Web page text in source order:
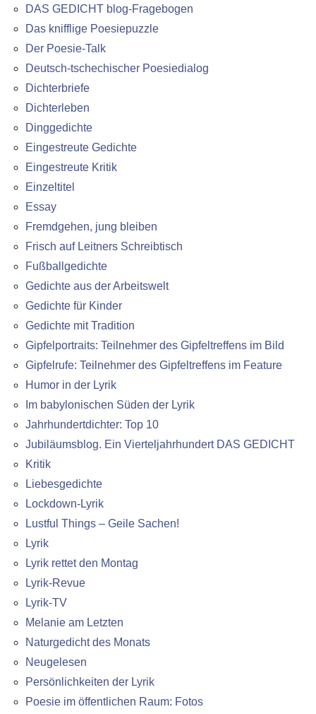
DAS GEDICHT blog-Fragebogen
Das knifflige Poesiepuzzle
Der Poesie-Talk
Deutsch-tschechischer Poesiedialog
Dichterbriefe
Dichterleben
Dinggedichte
Eingestreute Gedichte
Eingestreute Kritik
Einzeltitel
Essay
Fremdgehen, jung bleiben
Frisch auf Leitners Schreibtisch
Fußballgedichte
Gedichte aus der Arbeitswelt
Gedichte für Kinder
Gedichte mit Tradition
Gipfelportraits: Teilnehmer des Gipfeltreffens im Bild
Gipfelrufe: Teilnehmer des Gipfeltreffens im Feature
Humor in der Lyrik
Im babylonischen Süden der Lyrik
Jahrhundertdichter: Top 10
Jubiläumsblog. Ein Vierteljahrhundert DAS GEDICHT
Kritik
Liebesgedichte
Lockdown-Lyrik
Lustful Things – Geile Sachen!
Lyrik
Lyrik rettet den Montag
Lyrik-Revue
Lyrik-TV
Melanie am Letzten
Naturgedicht des Monats
Neugelesen
Persönlichkeiten der Lyrik
Poesie im öffentlichen Raum: Fotos